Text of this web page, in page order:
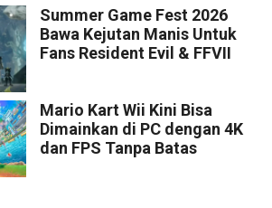
Summer Game Fest 2026
Bawa Kejutan Manis Untuk
Fans Resident Evil & FFVII
Mario Kart Wii Kini Bisa
Dimainkan di PC dengan 4K
dan FPS Tanpa Batas